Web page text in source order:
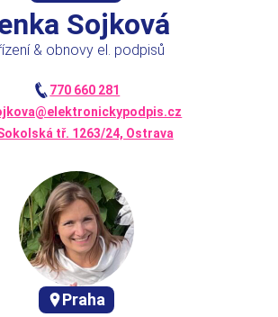
Sojková
& obnovy el. podpisů
770 660 281
tř. 1263/24, Ostrava
Praha